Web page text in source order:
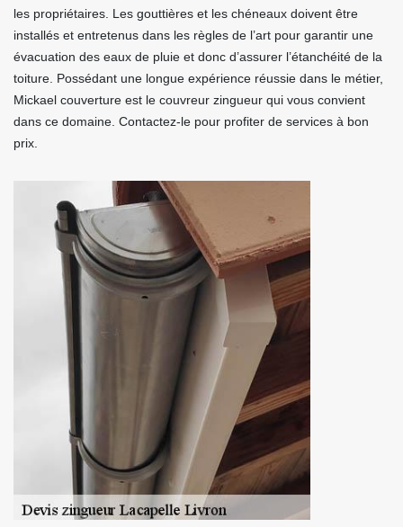
les propriétaires. Les gouttières et les chéneaux doivent être
installés et entretenus dans les règles de l’art pour garantir une
évacuation des eaux de pluie et donc d’assurer l’étanchéité de la
toiture. Possédant une longue expérience réussie dans le métier,
Mickael couverture est le couvreur zingueur qui vous convient
dans ce domaine. Contactez-le pour profiter de services à bon
prix.